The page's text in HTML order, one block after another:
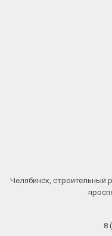
Челябинск, строительный
8